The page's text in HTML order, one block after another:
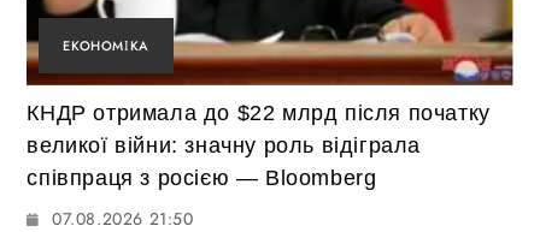
ЕКОНОМІКА
КНДР отримала до $22 млрд після початку
великої війни: значну роль відіграла
співпраця з росією — Bloomberg
07.08.2026 21:50